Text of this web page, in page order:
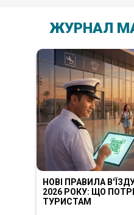
ЖУРНАЛ
НОВІ ПРАВИЛА
2026 РОКУ: ЩО
ТУРИСТАМ